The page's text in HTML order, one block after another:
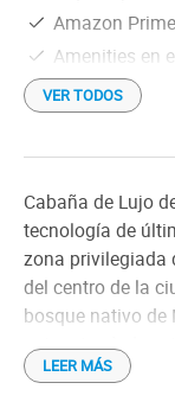
Amazon Prime
Amenities en
Bañera
Cafetera
Cancha de
Desayuno
En las afueras
En parque
Equipo de
Hogar a leña
Horno eléctrico
VER TODOS
Cabaña de Lujo
tecnología de
zona privilegiada
del centro de la
bosque nativo de
entre otras), de
fauna del lugar,
LEER MÁS